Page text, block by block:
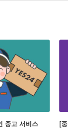
중고 서비스 [